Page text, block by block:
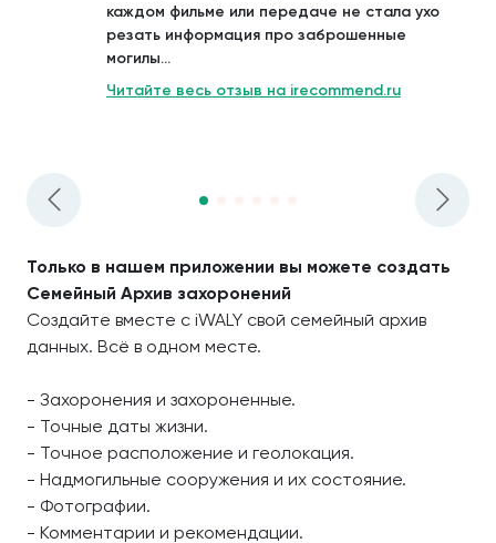
каждом фильме или передаче не стала ухо
резать информация про заброшенные
могилы...
Читайте весь отзыв на irecommend.ru
Только в нашем приложении вы можете создать
Семейный Архив захоронений
Создайте вместе с iWALY свой семейный архив
данных. Всё в одном месте.
- Захоронения и захороненные.
- Точные даты жизни.
- Точное расположение и геолокация.
- Надмогильные сооружения и их состояние.
- Фотографии.
- Комментарии и рекомендации.